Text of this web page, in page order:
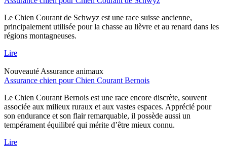
Le Chien Courant de Schwyz est une race suisse ancienne,
principalement utilisée pour la chasse au lièvre et au renard dans les
régions montagneuses.
Lire
Nouveauté Assurance animaux
Assurance chien pour Chien Courant Bernois
Le Chien Courant Bernois est une race encore discrète, souvent
associée aux milieux ruraux et aux vastes espaces. Apprécié pour
son endurance et son flair remarquable, il possède aussi un
tempérament équilibré qui mérite d’être mieux connu.
Lire